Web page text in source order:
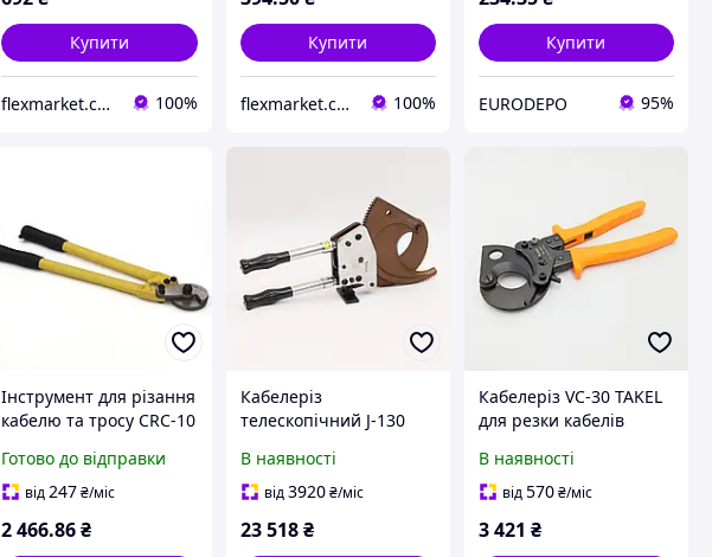
Купити
flexmarket.com.ua 100%
Купити
flexmarket.com.ua 100%
Купити
EURODEPO 95%
Інструмент для різання
кабелю та тросу CRC-10
Готово до відправки
від247₴/міс
2 466.86₴
Кабелеріз
телескопічний J-130
мідних алюмінієвих
кабелів з додатковим
В наявності
від3920 ₴/міс
23 518 ₴
Кабелеріз VC-30 TAKEL
для резки кабелів
надійний інструмент
для електромонтажу
В наявності
від570₴/міс
3 421 ₴